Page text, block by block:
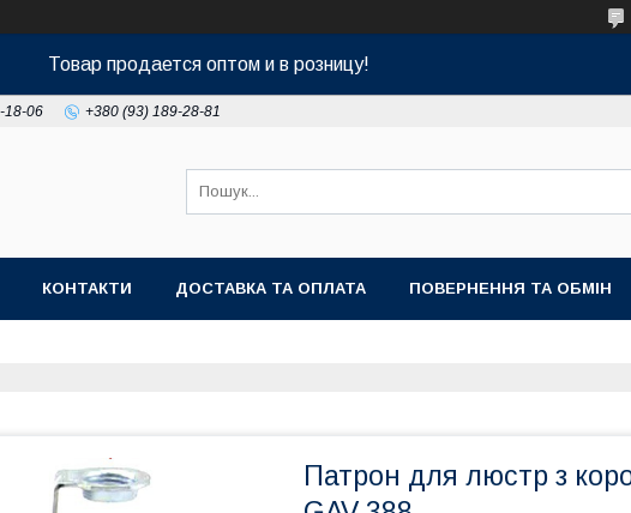
Товар продается оптом и в розницу!
18-06 +380 (93) 189-28-81
КОНТАКТИ ДОСТАВКА ТА ОПЛАТА ПОВЕРНЕННЯ ТА ОБМІН
Патрон для люстр з